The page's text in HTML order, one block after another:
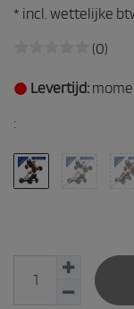
* incl. wettelijke
(0)
Levertijd:
: